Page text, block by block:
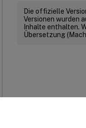
Die offizielle
Versionen wurden
Inhalte enthalten.
Übersetzung